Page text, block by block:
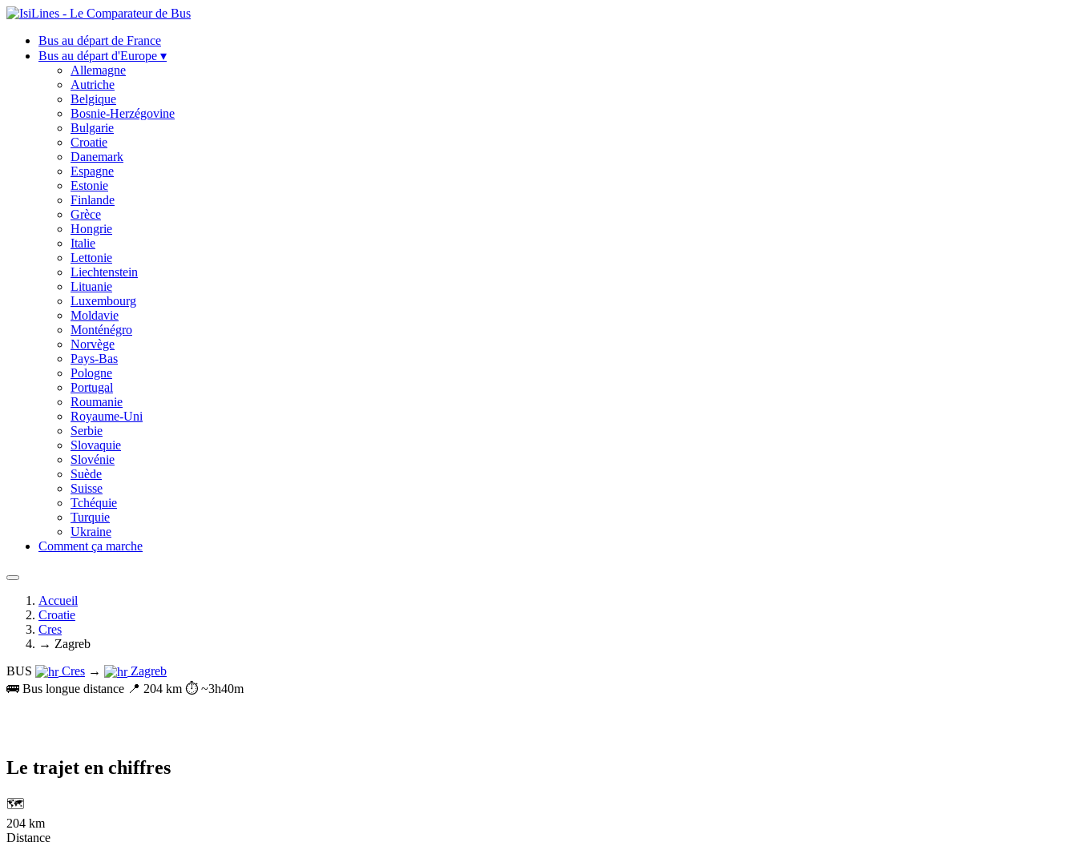
Bus au départ de France
Bus au départ d'Europe ▾
Allemagne
Autriche
Belgique
Bosnie-Herzégovine
Bulgarie
Croatie
Danemark
Espagne
Estonie
Finlande
Grèce
Hongrie
Italie
Lettonie
Liechtenstein
Lituanie
Luxembourg
Moldavie
Monténégro
Norvège
Pays-Bas
Pologne
Portugal
Roumanie
Royaume-Uni
Serbie
Slovaquie
Slovénie
Suède
Suisse
Tchéquie
Turquie
Ukraine
Comment ça marche
Accueil
Croatie
Cres
→ Zagreb
BUS
Cres →
Zagreb
🚌 Bus longue distance 📍 204 km ⏱️ ~3h40m
Le trajet en chiffres
🗺️
204 km
Distance